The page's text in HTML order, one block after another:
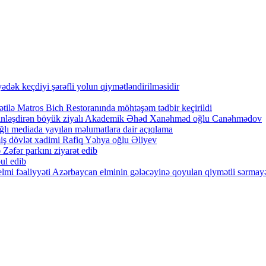
keçdiyi şərəfli yolun qiymətləndirilməsidir
Matros Bich Restoranında möhtəşəm tədbir keçirildi
böyük ziyalı Akademik Əhəd Xanəhməd oğlu Canəhmədov
mediada yayılan məlumatlara dair açıqlama
dövlət xadimi Rafiq Yəhya oğlu Əliyev
parkını ziyarət edib
edib
fəaliyyəti Azərbaycan elminin gələcəyinə qoyulan qiymətli